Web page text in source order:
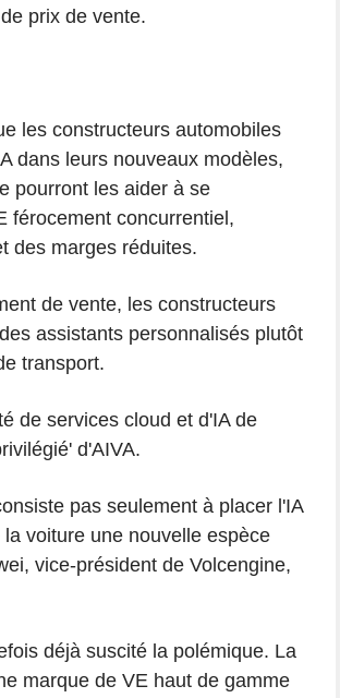
prix de vente.
les constructeurs automobiles
dans leurs nouveaux modèles,
pourront les aider à se
férocement concurrentiel,
des marges réduites.
de vente, les constructeurs
assistants personnalisés plutôt
transport.
de services cloud et d'IA de
d'AIVA.
pas seulement à placer l'IA
voiture une nouvelle espèce
vice-président de Volcengine,
déjà suscité la polémique. La
marque de VE haut de gamme